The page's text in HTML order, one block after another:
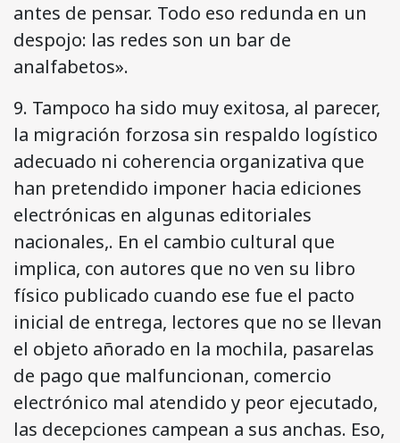
antes de pensar. Todo eso redunda en un
despojo: las redes son un bar de
analfabetos».
9. Tampoco ha sido muy exitosa, al parecer,
la migración forzosa sin respaldo logístico
adecuado ni coherencia organizativa que
han pretendido imponer hacia ediciones
electrónicas en algunas editoriales
nacionales,. En el cambio cultural que
implica, con autores que no ven su libro
físico publicado cuando ese fue el pacto
inicial de entrega, lectores que no se llevan
el objeto añorado en la mochila, pasarelas
de pago que malfuncionan, comercio
electrónico mal atendido y peor ejecutado,
las decepciones campean a sus anchas. Eso,